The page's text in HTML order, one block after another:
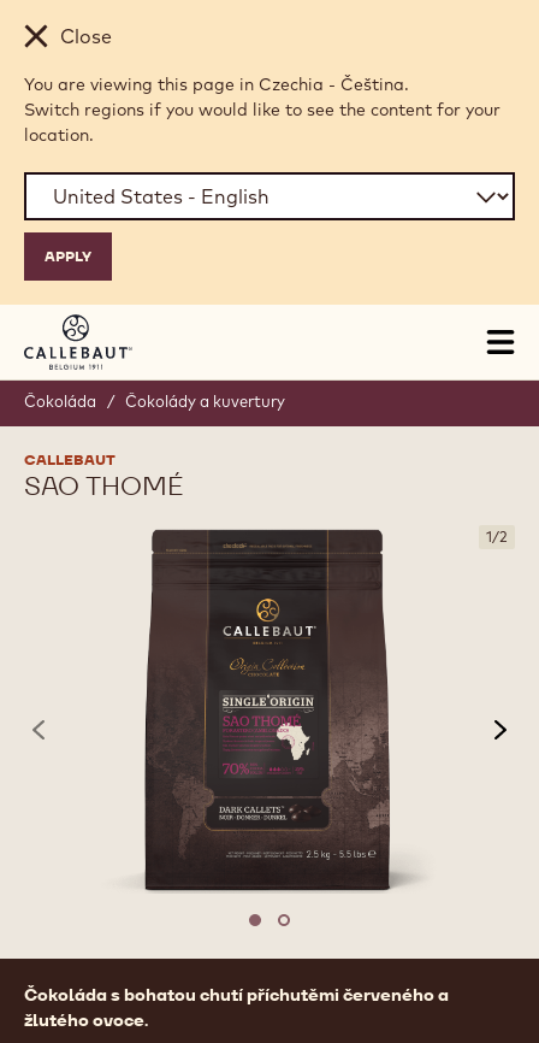
Skip to main content
Close
You are viewing this page in Czechia - Čeština.
Switch regions if you would like to see the content for your
location.
Čokoláda / Čokolády a kuvertury
CALLEBAUT
SAO THOMÉ
1/2
previous
Move to slide 1
Move to slide 2
Product
information
Čokoláda s bohatou chutí příchutěmi červeného a
žlutého ovoce.